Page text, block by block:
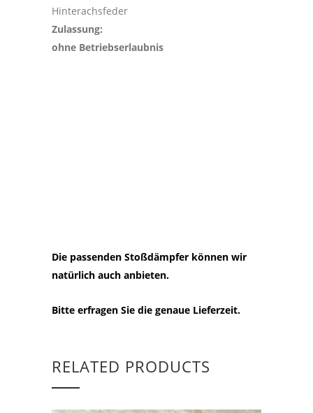
Hinterachsfeder
Zulassung:
ohne Betriebserlaubnis
Die passenden Stoßdämpfer können wir
natürlich auch anbieten.
Bitte erfragen Sie die genaue Lieferzeit.
RELATED PRODUCTS